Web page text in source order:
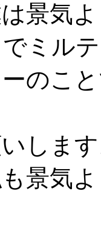
景気
ミル
のこ
しま
景気